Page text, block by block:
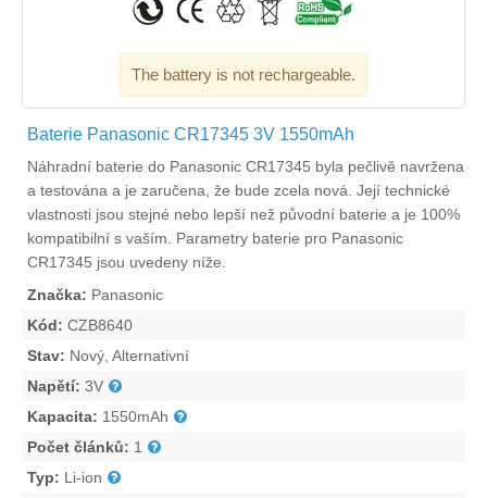
The battery is not rechargeable.
Baterie Panasonic CR17345 3V 1550mAh
Náhradní baterie do Panasonic CR17345 byla pečlivě navržena
a testována a je zaručena, že bude zcela nová. Její technické
vlastnosti jsou stejné nebo lepší než původní baterie a je 100%
kompatibilní s vaším. Parametry baterie pro Panasonic
CR17345 jsou uvedeny níže.
Značka: Panasonic
Kód: CZB8640
Stav: Nový, Alternativní
Napětí: 3V
Kapacita: 1550mAh
Počet článků: 1
Typ: Li-ion